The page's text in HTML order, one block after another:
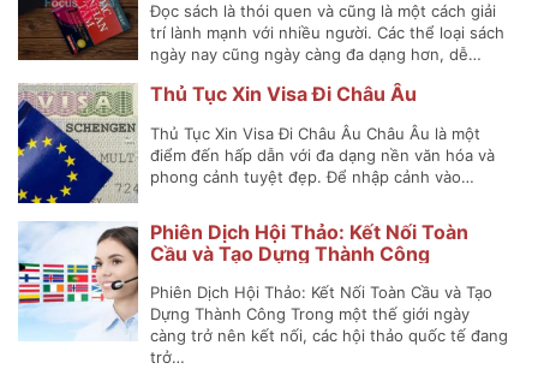
Đọc sách là thói quen và cũng là một cách giải
trí lành mạnh với nhiều người. Các thể loại sách
ngày nay cũng ngày càng đa dạng hơn, dễ…
Thủ Tục Xin Visa Đi Châu Âu
Thủ Tục Xin Visa Đi Châu Âu Châu Âu là một
điểm đến hấp dẫn với đa dạng nền văn hóa và
phong cảnh tuyệt đẹp. Để nhập cảnh vào…
Phiên Dịch Hội Thảo: Kết Nối Toàn
Cầu và Tạo Dựng Thành Công
Phiên Dịch Hội Thảo: Kết Nối Toàn Cầu và Tạo
Dựng Thành Công Trong một thế giới ngày
càng trở nên kết nối, các hội thảo quốc tế đang
trở…